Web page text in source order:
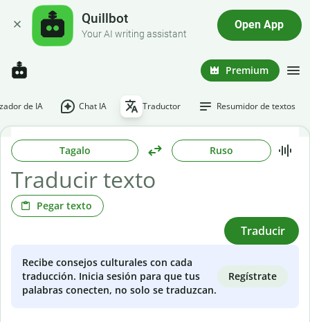
Quillbot
Your AI writing assistant
Open App
Premium
de IA Chat IA Traductor Resumidor de textos
Tagalo Ruso
Pegar texto
Traducir
Recibe consejos culturales con cada
traducción. Inicia sesión para que tus
palabras conecten, no solo se traduzcan.
Regístrate